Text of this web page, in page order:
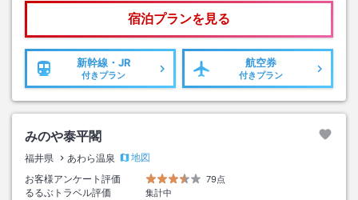
宿泊プランを見る
新幹線・JR
付きプラン
航空券
付きプラン
みのや泰平閣
福井県 あわら温泉
地図
お客様アンケート評価
79点
るるぶトラベル評価
集計中